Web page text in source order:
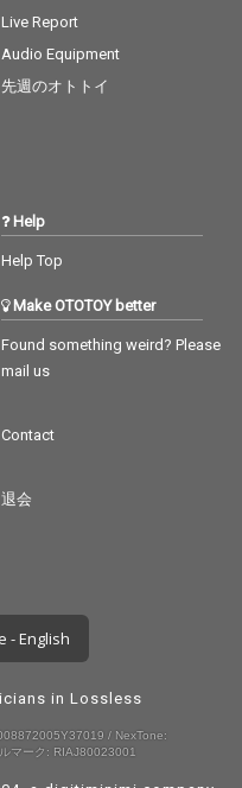
Live Report
Audio Equipment
先週のオトトイ
Help
Help Top
Make OTOTOY better
Found something weird? Please
mail us
Contact
退会
- English
in Lossless
/ NexTone:
マーク: RIAJ80023001